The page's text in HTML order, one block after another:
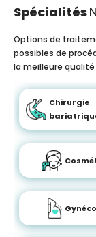
Spécialités
Options de
possibles de
la meilleure
Chirurgie